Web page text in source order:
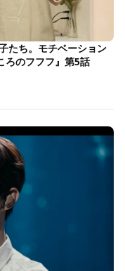
たち。モチベーション
のフフフ』第5話